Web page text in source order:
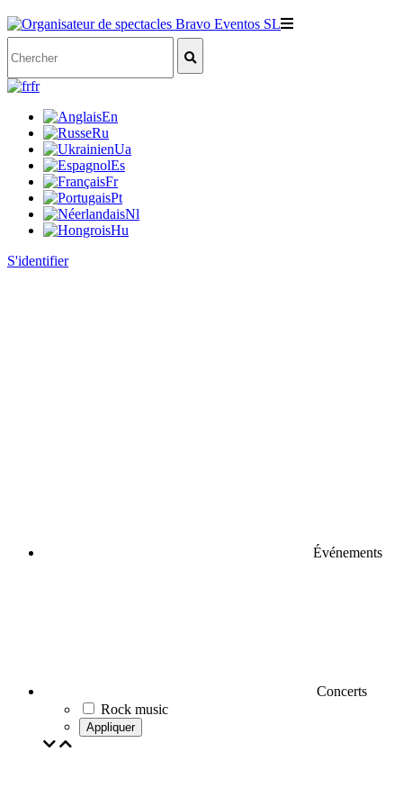
fr
En
Ru
Ua
Es
Fr
Pt
Nl
Hu
S'identifier
Événements
Concerts
Rock music
Appliquer